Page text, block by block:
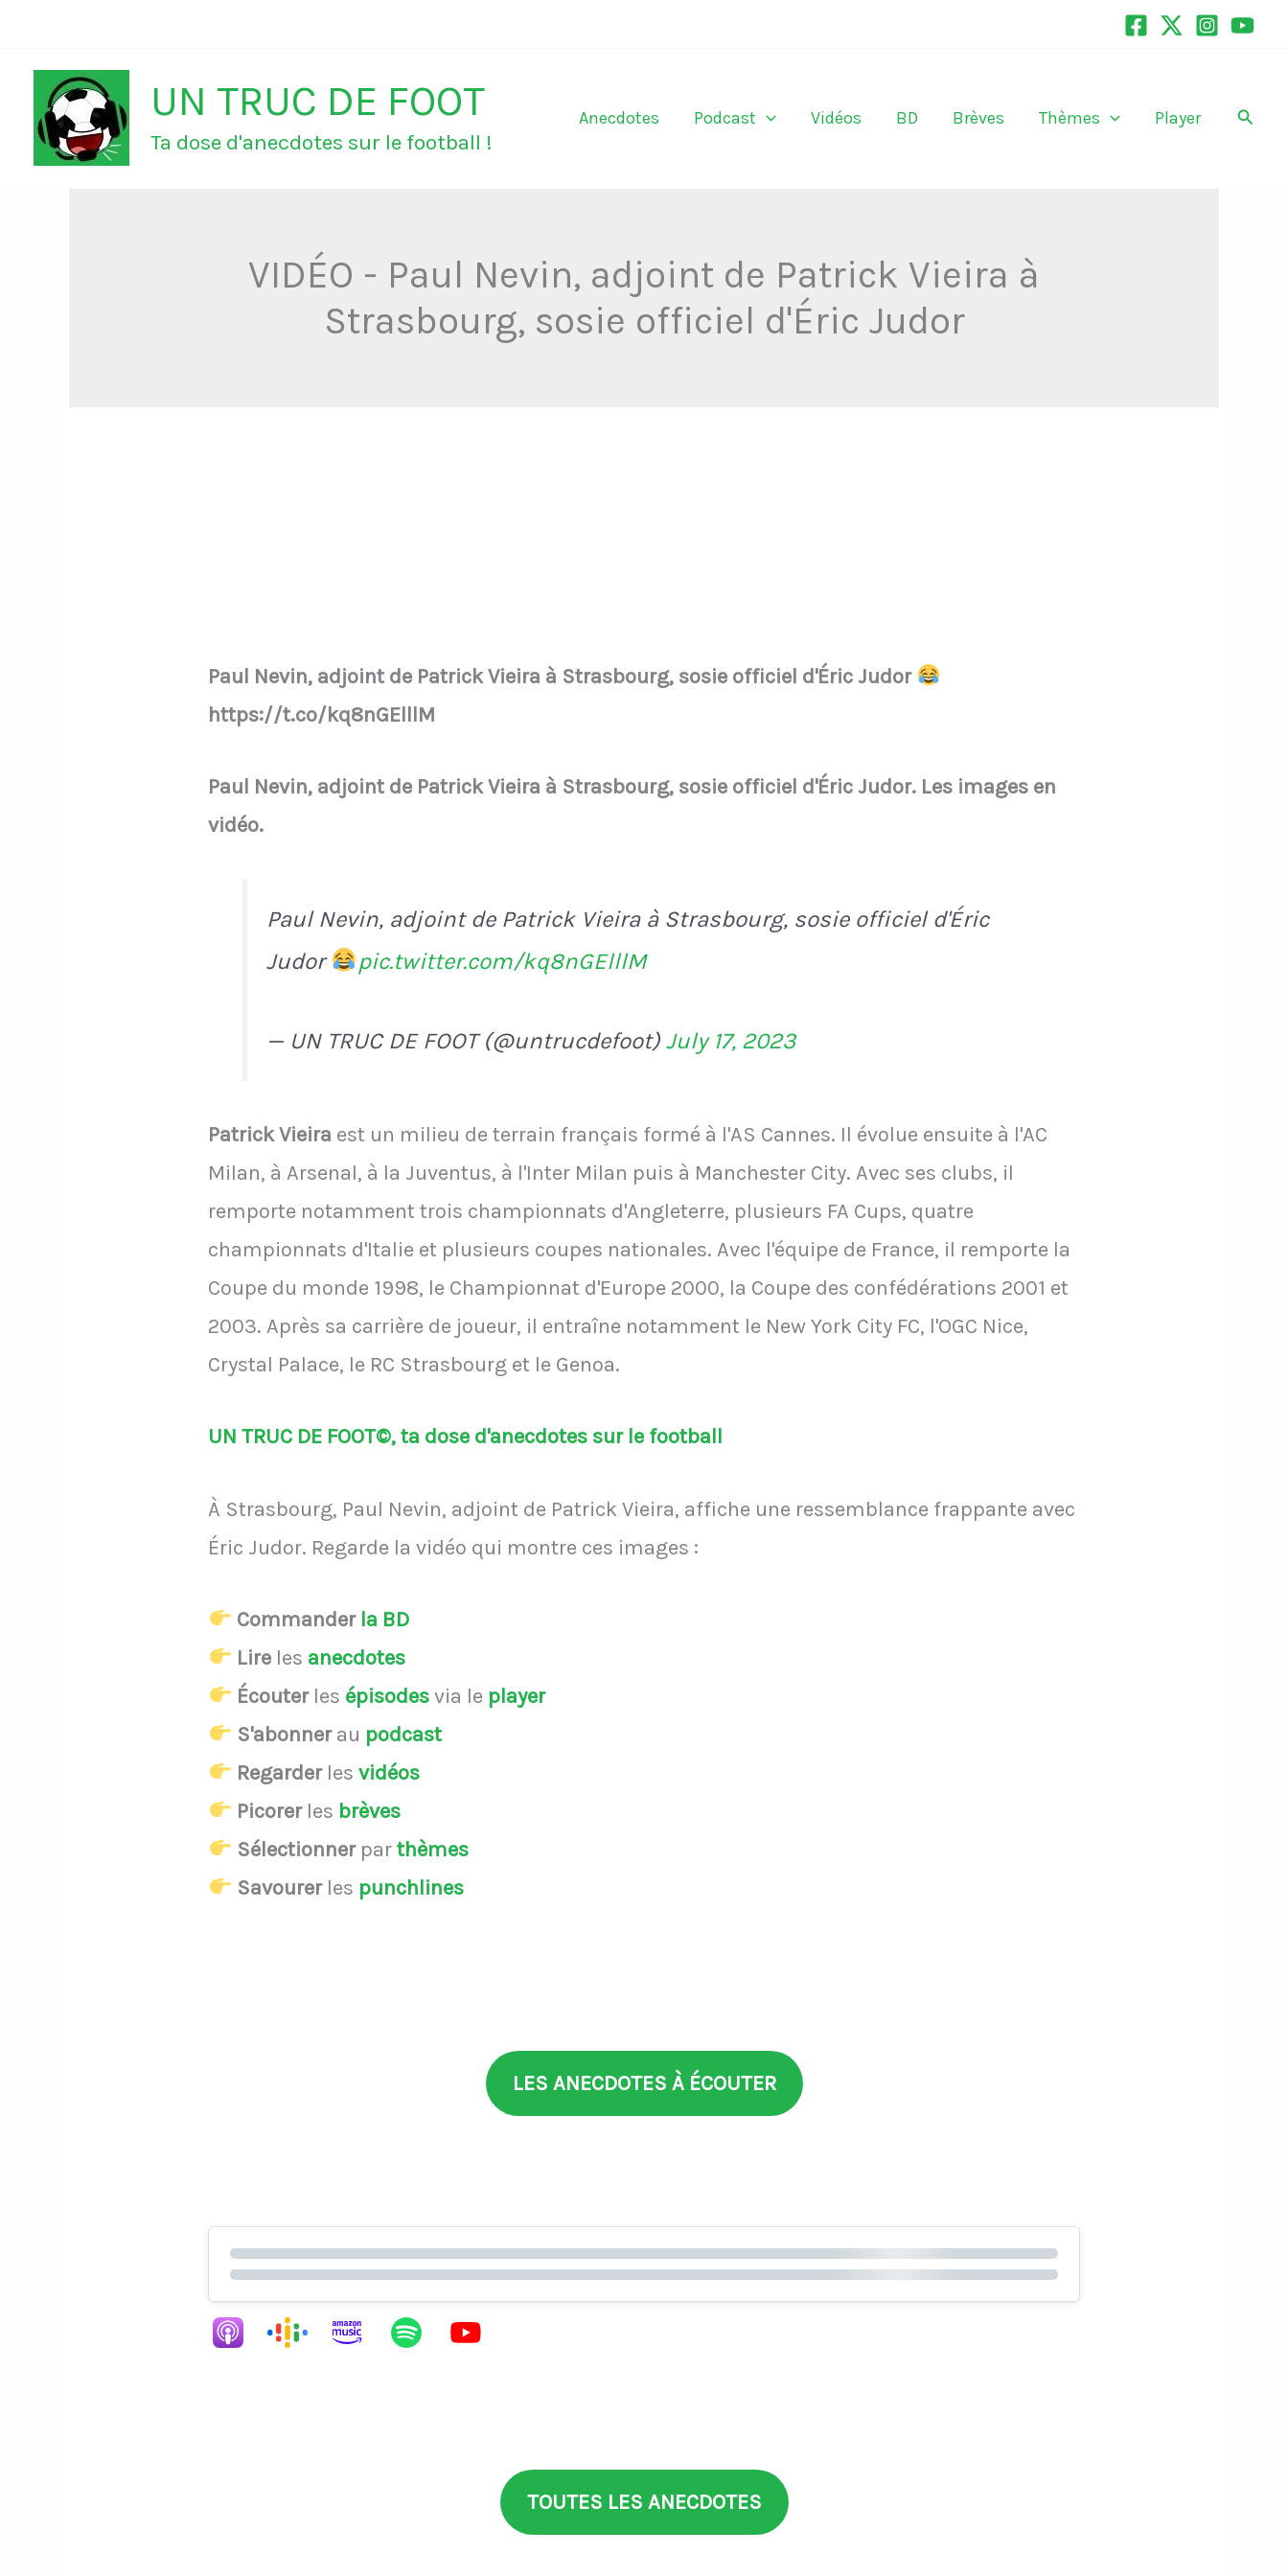
contenu
UN TRUC DE FOOT
Ta dose d'anecdotes sur le football !
Anecdotes Podcast Vidéos BD Brèves Thèmes Player
VIDÉO - Paul Nevin, adjoint de Patrick Vieira à
Strasbourg, sosie officiel d'Éric Judor
Paul Nevin, adjoint de Patrick Vieira à Strasbourg, sosie officiel d'Éric Judor
https://t.co/kq8nGElllM
Paul Nevin, adjoint de Patrick Vieira à Strasbourg, sosie officiel d'Éric Judor. Les images en
vidéo.
Paul Nevin, adjoint de Patrick Vieira à Strasbourg, sosie officiel d'Éric
Judor
pic.twitter.com/kq8nGElllM
— UN TRUC DE FOOT (@untrucdefoot)July 17, 2023
Patrick Vieira est un milieu de terrain français formé à l'AS Cannes. Il évolue ensuite à l'AC
Milan, à Arsenal, à la Juventus, à l'Inter Milan puis à Manchester City. Avec ses clubs, il
remporte notamment trois championnats d'Angleterre, plusieurs FA Cups, quatre
championnats d'Italie et plusieurs coupes nationales. Avec l'équipe de France, il remporte la
Coupe du monde 1998, le Championnat d'Europe 2000, la Coupe des confédérations 2001 et
2003. Après sa carrière de joueur, il entraîne notamment le New York City FC, l'OGC Nice,
Crystal Palace, le RC Strasbourg et le Genoa.
UN TRUC DE FOOT©, ta dose d'anecdotes sur le football
À Strasbourg, Paul Nevin, adjoint de Patrick Vieira, affiche une ressemblance frappante avec
Éric Judor. Regarde la vidéo qui montre ces images :
Commander la BD
Lire les anecdotes
Écouterles épisodesvia le player
S'abonnerau podcast
Regarderlesvidéos
Picorerles brèves
Sélectionnerparthèmes
Savourerles punchlines
LES ANECDOTES À ÉCOUTER
TOUTES LES ANECDOTES